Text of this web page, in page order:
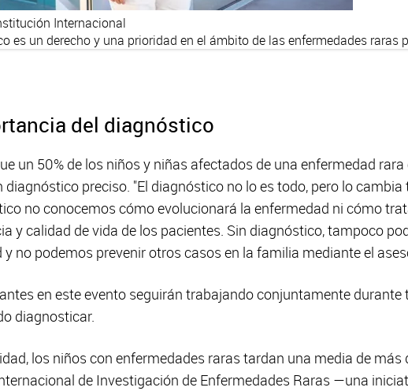
Internacional
es un derecho y una prioridad en el ámbito de las enfermedades raras
del diagnóstico
un 50% de los niños y niñas afectados de una enfermedad
diagnóstico preciso. "El diagnóstico no lo es todo, pero lo
no conocemos cómo evolucionará la enfermedad ni cómo
y calidad de vida de los pacientes. Sin diagnóstico, tampoco
y no podemos prevenir otros casos en la familia mediante el
en este evento seguirán trabajando conjuntamente durante
diagnosticar.
los niños con enfermedades raras tardan una media de
de Investigación de Enfermedades Raras —una